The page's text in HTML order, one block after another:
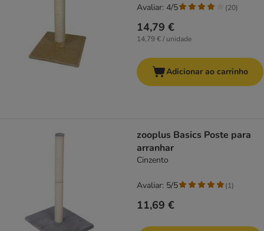
14,79 €
14,79 € / unidade
Avaliar: 4/5 (20)
Adicionar ao carrinho
zooplus Basics Poste para
arranhar
Cinzento
11,69 €
Avaliar: 5/5 (1)